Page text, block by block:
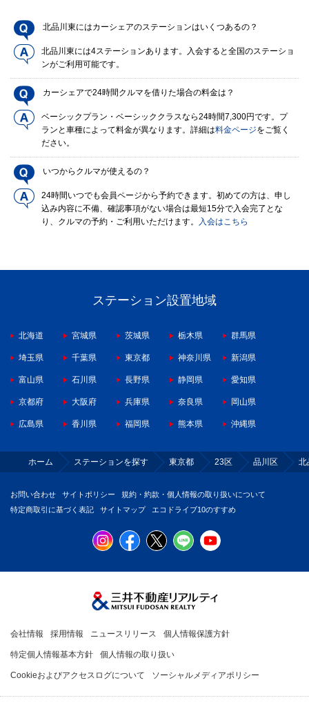
北品川東にはカーシェアのステーションはいくつあるの？
北品川東には4ステーションあります。入会すると全国のステーショ
ンがご利用可能です。
カーシェアで24時間クルマを借りた場合の料金は？
ベーシックプラン・ベーシッククラスなら24時間7,300円です。プ
ランと車種によって料金が異なります。詳細は料金ページをご覧く
ださい。
いつからクルマが使えるの？
24時間いつでも会員ページから予約できます。初めての方は、申し
込み内容に不備、確認事項がない場合は最短15分で入会完了とな
り、クルマの予約・ご利用いただけます。
入会はこちら
ステーション設置地域
北海道 宮城県 茨城県 栃木県 群馬県
埼玉県 千葉県 東京都 神奈川県 新潟県
富山県 石川県 長野県 静岡県 愛知県
京都府 大阪府 兵庫県 奈良県 岡山県
広島県 香川県 福岡県 熊本県 沖縄県
ホーム ステーションを探す 東京都 23区 品川区 北
お問い合わせ サイトポリシー
規約・約款・個人情報の取り扱いについて
特定商取引に基づく表記
サイトマップ エコドライブ10のすすめ
会社情報 採用情報 ニュースリリース 個人情報保護方針
特定個人情報基本方針 個人情報の取り扱い
Cookieおよびアクセスログについて ソーシャルメディアポリシー